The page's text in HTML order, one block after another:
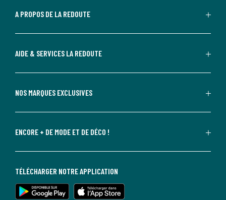
A PROPOS DE LA REDOUTE
AIDE & SERVICES LA REDOUTE
NOS MARQUES EXCLUSIVES
ENCORE + DE MODE ET DE DÉCO !
TÉLÉCHARGER NOTRE APPLICATION